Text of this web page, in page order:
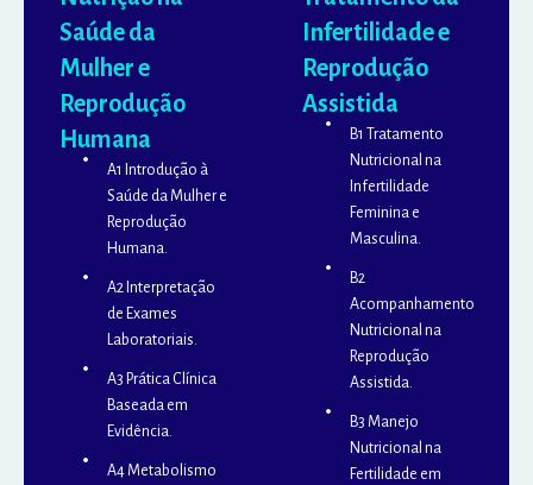
Saúde da
Mulher e
Reprodução
Humana
A1 Introdução à
Saúde da Mulher e
Reprodução
Humana.
A2 Interpretação
de Exames
Laboratoriais.
A3 Prática Clínica
Baseada em
Evidência.
A4 Metabolismo
Infertilidade e
Reprodução
Assistida
B1 Tratamento
Nutricional na
Infertilidade
Feminina e
Masculina.
B2
Acompanhamento
Nutricional na
Reprodução
Assistida.
B3 Manejo
Nutricional na
Fertilidade em